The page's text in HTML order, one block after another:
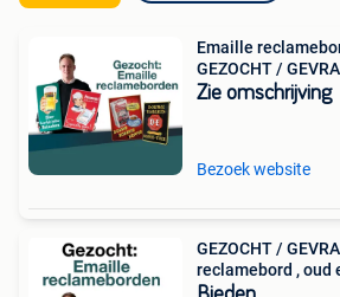
Emaille
GEZOCHT /
Zie omschrijving
Bezoek website
GEZOCHT /
reclamebord , oud